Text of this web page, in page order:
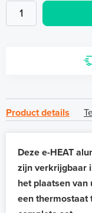
Product details
Deze e-HEAT
zijn verkrijgbaar
het plaatsen van
een thermostaat